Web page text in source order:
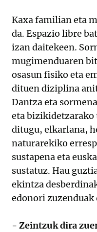
Kaxa familian eta
da. Espazio libre
izan daitekeen.
mugimenduaren
osasun fisiko eta
dituen diziplina
Dantza eta
eta bizikidetzarako
ditugu, elkarlana,
naturarekiko
sustapena eta
sustatuz. Hau
ekintza
edonori zuzenduak
- Zeintzuk dira